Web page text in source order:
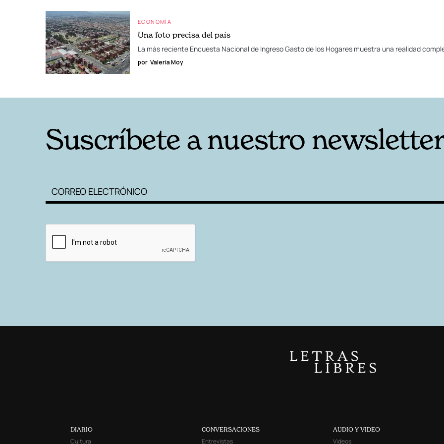
ECONOMÍA
Una foto precisa del país
La más reciente Encuesta Nacional de Ingreso Gasto de los Hogares muestra una realidad
por Valeria Moy
Suscríbete a nuestro
DIARIO
Cultura
CONVERSACIONES
Entrevistas
AUDIO Y VIDEO
Videos